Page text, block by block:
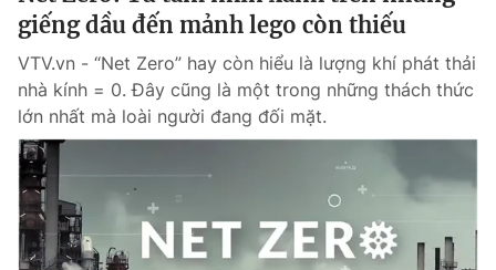
giếng dầu đến mảnh lego còn thiếu
VTV.vn - “Net Zero” hay còn hiểu là lượng khí phát thải
nhà kính = 0. Đây cũng là một trong những thách thức
lớn nhất mà loài người đang đối mặt.